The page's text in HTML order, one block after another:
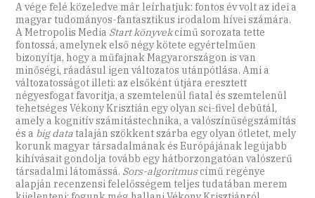
A vége felé közeledve már leírhatjuk: fontos év volt az idei a
magyar tudományos-fantasztikus irodalom hívei számára.
A Metropolis Media Start könyvekcímű sorozata tette
fontossá, amelynek első négy kötete egyértelműen
bizonyítja, hogy a műfajnak Magyarországon is van
minőségi, ráadásul igen változatos utánpótlása. Ami a
változatosságot illeti: az elsőként útjára eresztett
négyesfogat favoritja, a szemtelenül fiatal és szemtelenül
tehetséges Vékony Krisztián egy olyan sci-fivel debütál,
amely a kognitív számítástechnika, a valószínűségszámítás
és a big data talaján szökkent szárba egy olyan ötletet, mely
korunk magyar társadalmának és Európájának legújabb
kihívásait gondolja tovább egy hátborzongatóan valószerű
társadalmi látomássá. Sors-algoritmuscímű regénye
alapján recenzensi felelősségem teljes tudatában merem